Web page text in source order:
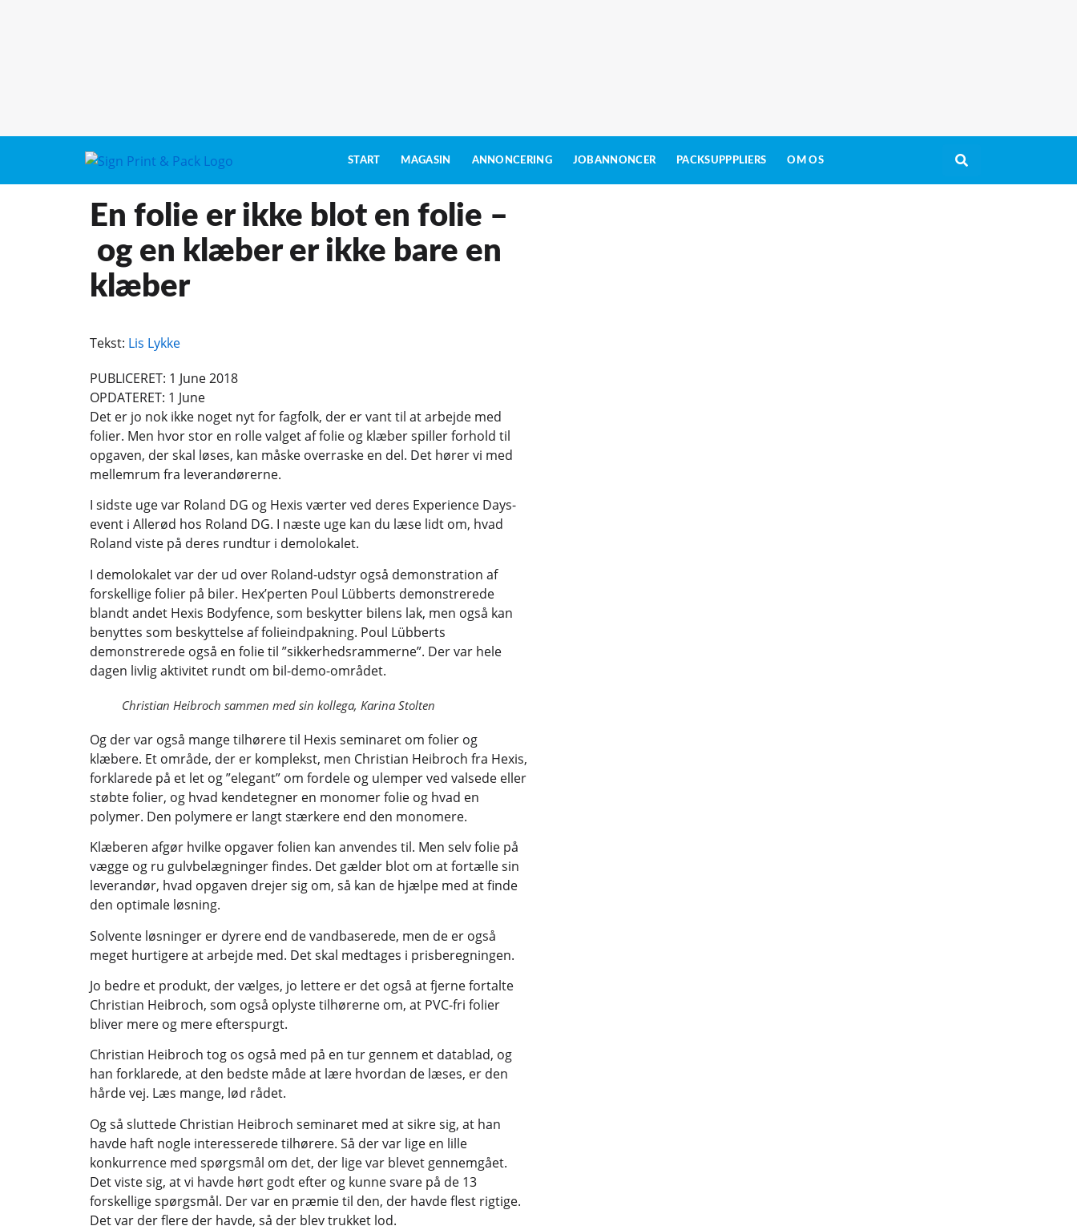
START MAGASIN ANNONCERING JOBANNONCER PACKSUPPPLIERS OM OS
En folie er ikke blot en folie –
og en klæber er ikke bare en
klæber
Tekst: Lis Lykke
PUBLICERET: 1 June 2018
OPDATERET: 1 June
Det er jo nok ikke noget nyt for fagfolk, der er vant til at arbejde med
folier. Men hvor stor en rolle valget af folie og klæber spiller forhold til
opgaven, der skal løses, kan måske overraske en del. Det hører vi med
mellemrum fra leverandørerne.
I sidste uge var Roland DG og Hexis værter ved deres Experience Days-
event i Allerød hos Roland DG. I næste uge kan du læse lidt om, hvad
Roland viste på deres rundtur i demolokalet.
I demolokalet var der ud over Roland-udstyr også demonstration af
forskellige folier på biler. Hex’perten Poul Lübberts demonstrerede
blandt andet Hexis Bodyfence, som beskytter bilens lak, men også kan
benyttes som beskyttelse af folieindpakning. Poul Lübberts
demonstrerede også en folie til ”sikkerhedsrammerne”. Der var hele
dagen livlig aktivitet rundt om bil-demo-området.
Christian Heibroch sammen med sin kollega, Karina Stolten
Og der var også mange tilhørere til Hexis seminaret om folier og
klæbere. Et område, der er komplekst, men Christian Heibroch fra Hexis,
forklarede på et let og ”elegant” om fordele og ulemper ved valsede eller
støbte folier, og hvad kendetegner en monomer folie og hvad en
polymer. Den polymere er langt stærkere end den monomere.
Klæberen afgør hvilke opgaver folien kan anvendes til. Men selv folie på
vægge og ru gulvbelægninger findes. Det gælder blot om at fortælle sin
leverandør, hvad opgaven drejer sig om, så kan de hjælpe med at finde
den optimale løsning.
Solvente løsninger er dyrere end de vandbaserede, men de er også
meget hurtigere at arbejde med. Det skal medtages i prisberegningen.
Jo bedre et produkt, der vælges, jo lettere er det også at fjerne fortalte
Christian Heibroch, som også oplyste tilhørerne om, at PVC-fri folier
bliver mere og mere efterspurgt.
Christian Heibroch tog os også med på en tur gennem et datablad, og
han forklarede, at den bedste måde at lære hvordan de læses, er den
hårde vej. Læs mange, lød rådet.
Og så sluttede Christian Heibroch seminaret med at sikre sig, at han
havde haft nogle interesserede tilhørere. Så der var lige en lille
konkurrence med spørgsmål om det, der lige var blevet gennemgået.
Det viste sig, at vi havde hørt godt efter og kunne svare på de 13
forskellige spørgsmål. Der var en præmie til den, der havde flest rigtige.
Det var der flere der havde, så der blev trukket lod.